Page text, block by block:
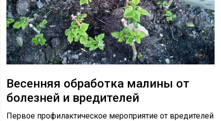
Весенняя обработка малины от
болезней и вредителей
Первое профилактическое мероприятие от вредителей